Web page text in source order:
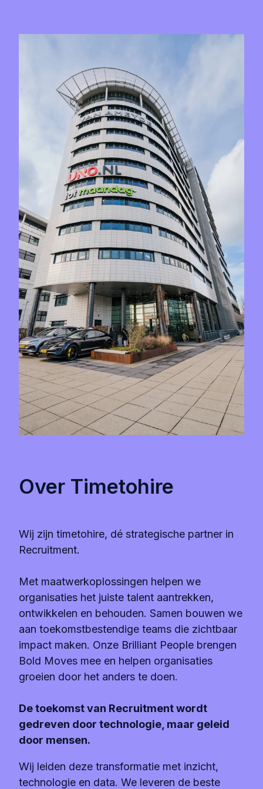
Over Timetohire
Wij zijn timetohire, dé strategische partner in
Recruitment.
Met maatwerkoplossingen helpen we
organisaties het juiste talent aantrekken,
ontwikkelen en behouden. Samen bouwen we
aan toekomstbestendige teams die zichtbaar
impact maken. Onze Brilliant People brengen
Bold Moves mee en helpen organisaties
groeien door het anders te doen.
De toekomst van Recruitment wordt
gedreven door technologie, maar geleid
door mensen.
Wij leiden deze transformatie met inzicht,
technologie en data. We leveren de beste